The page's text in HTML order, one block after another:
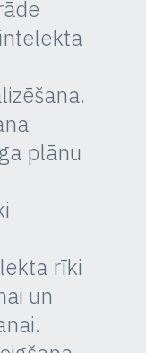
plānu
rīki
un